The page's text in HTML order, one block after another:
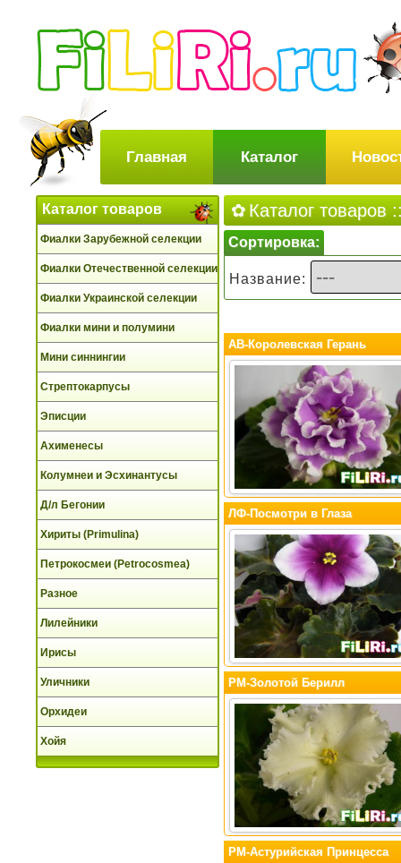
Главная Каталог
Каталог товаров
Фиалки Зарубежной селекции
Фиалки Отечественной селекции
Фиалки Украинской селекции
Фиалки мини и полумини
Мини синнингии
Стрептокарпусы
Эписции
Ахименесы
Колумнеи и Эсхинантусы
Д/л Бегонии
Хириты (Primulina)
Петрокосмеи (Petrocosmea)
Разное
Лилейники
Ирисы
Уличники
Орхидеи
Хойя
Каталог товаров
Сортировка:
Название:
АВ-Королевская Герань
ЛФ-Посмотри в Глаза
РМ-Золотой Берилл
РМ-Астурийская Принцесса